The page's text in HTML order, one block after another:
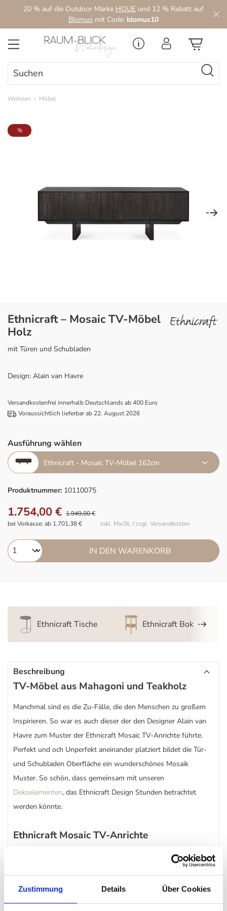
Zustimmung Details Über Cookies
Zum Hauptinhalt springen
20 % auf die Outdoor Marke HOUE und 12 % Rabatt auf
Blomus mit Code: blomus10
Wohnen Möbel
Bildergalerie überspringen
%
Ethnicraft – Mosaic TV-Möbel
Holz
mit Türen und Schubladen
Design: Alain van Havre
Versandkostenfrei innerhalb Deutschlands ab 400 Euro
Voraussichtlich lieferbar ab 22. August 2026
Ausführung wählen
Ethnicraft - Mosaic TV-Möbel 162cm
Produktnummer: 10110075
1.754,00 € 1.949,00 €
inkl. MwSt. / zzgl. Versandkosten
bei Vorkasse: ab 1.701,38 €
IN DEN WARENKORB
Ethnicraft Tische Ethnicraft Bok
Beschreibung
TV-Möbel aus Mahagoni und Teakholz
Manchmal sind es die Zu-Fälle, die den Menschen zu großem
Inspirieren. So war es auch dieser der den Designer Alain van
Havre zum Muster der Ethnicraft Mosaic TV-Anrichte führte.
Perfekt und och Unperfekt aneinander platziert bildet die Tür-
und Schubladen Oberfläche ein wunderschönes Mosaik
Muster. So schön, dass gemeinsam mit unseren
Dekoelementen, das Ethnicraft Design Stunden betrachtet
werden könnte.
Ethnicraft Mosaic TV-Anrichte
Eine Luftfeuchtigkeit von 40% bis 60% kommt demEthnicraft
Raumtemperatur von 14 °C und 21 °C lässt das Mosaic